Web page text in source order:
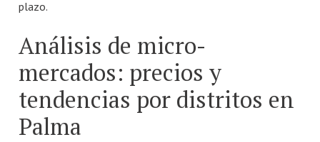
plazo.
Análisis de micro-
mercados: precios y
tendencias por distritos en
Palma